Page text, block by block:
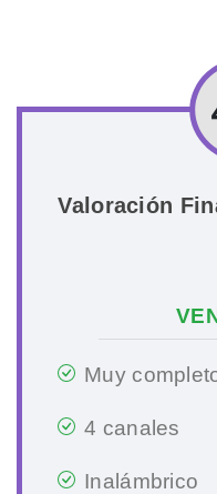
Valoración
Muy
4 canales
Inalámbrico